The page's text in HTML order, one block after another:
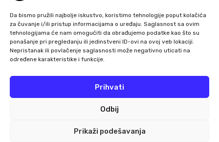
Da bismo pružili najbolje iskustvo, koristimo tehnologije poput kolačića
za čuvanje i/ili pristup informacijama o uređaju. Saglasnost sa ovim
tehnologijama će nam omogućiti da obrađujemo podatke kao što su
ponašanje pri pregledanju ili jedinstveni ID-ovi na ovoj veb lokaciji.
Nepristanak ili povlačenje saglasnosti može negativno uticati na
određene karakteristike i funkcije.
Prihvati
Odbij
Prikaži podešavanja
>
Pratite nas